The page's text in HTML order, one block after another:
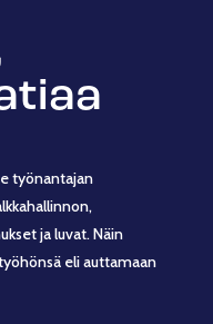
työnantajan
ja luvat. Näin
eli auttamaan